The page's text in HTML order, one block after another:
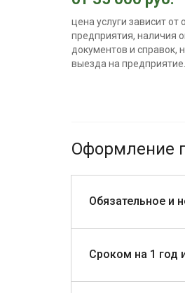
цена услуги зависит от
предприятия, наличия
документов и справок,
выезда на предприятие.
Оформление
Обязательное и
Сроком на 1 год